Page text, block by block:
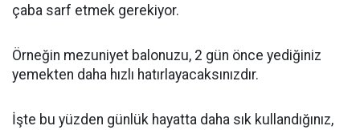
çaba sarf etmek gerekiyor.
Örneğin mezuniyet balonuzu, 2 gün önce yediğiniz
yemekten daha hızlı hatırlayacaksınızdır.
İşte bu yüzden günlük hayatta daha sık kullandığınız,